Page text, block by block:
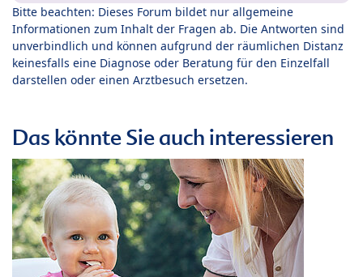
Bitte beachten: Dieses Forum bildet nur allgemeine
Informationen zum Inhalt der Fragen ab. Die Antworten sind
unverbindlich und können aufgrund der räumlichen Distanz
keinesfalls eine Diagnose oder Beratung für den Einzelfall
darstellen oder einen Arztbesuch ersetzen.
Das könnte Sie auch interessieren